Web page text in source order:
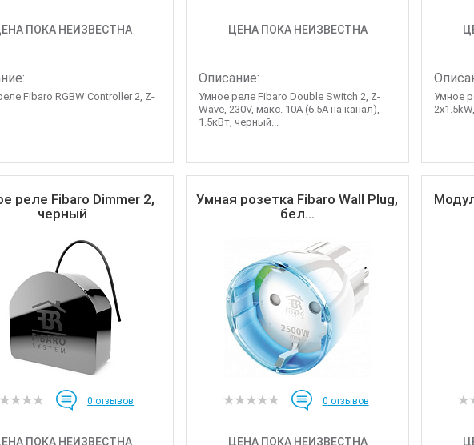
ПОКА НЕИЗВЕСТНА
Fibaro RGBW Controller 2, Z-
ЦЕНА ПОКА НЕИЗВЕСТНА
Описание:
Умное реле Fibaro Double Switch 2, Z-
Wave, 230V, макс. 10А (6.5А на канал),
1.5кВт, черный...
Умное
реле Fibaro Dimmer 2,
черный
0 отзывов
ПОКА НЕИЗВЕСТНА
Умная розетка Fibaro Wall Plug,
бел...
0 отзывов
ЦЕНА ПОКА НЕИЗВЕСТНА